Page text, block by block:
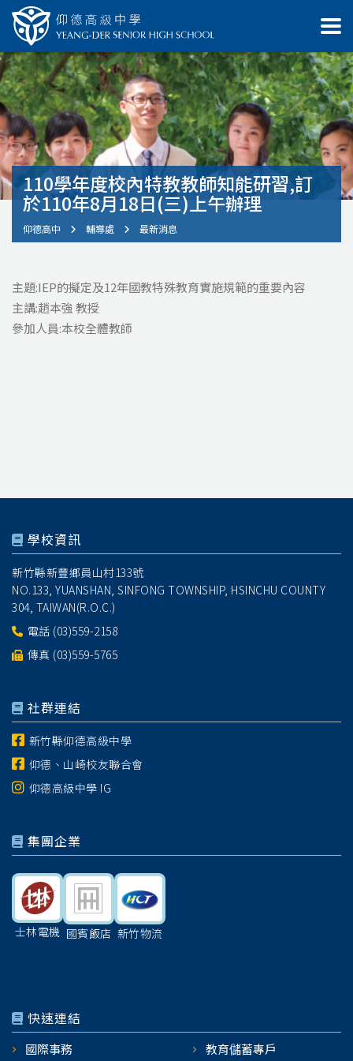
110學年度校內特教教師知能研習,訂
於110年8月18日(三)上午辦理
仰德高中 輔導處 最新消息
主題:IEP的擬定及12年國教特殊教育實施規範的重要內容
主講:趙本強 教授
參加人員:本校全體教師
學校資訊
新竹縣新豐鄉員山村133號
NO.133, YUANSHAN, SINFONG TOWNSHIP, HSINCHU COUNTY
304, TAIWAN(R.O.C.)
電話 (03)559-2158
傳真 (03)559-5765
社群連結
新竹縣仰德高級中學
仰德、山崎校友聯合會
仰德高級中學 IG
集團企業
士林電機 國賓飯店 新竹物流
快速連結
國際事務 教育儲蓄專戶